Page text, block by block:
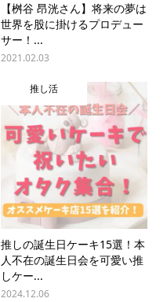
【桝谷 昂洸さん】将来の夢は
世界を股に掛けるプロデュー
サー！...
2021.02.03
推し活
推しの誕生日ケーキ15選！本
人不在の誕生日会を可愛い推
しケー...
2024.12.06